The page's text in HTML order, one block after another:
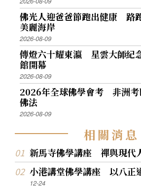
佛光人迎爸爸節跑出健康 路
美麗海岸
2026-08-09
傳燈六十耀東瀛 星雲大師紀
館開幕
2026-08-09
2026年全球佛學會考 非洲考
佛法
2026-08-09
相關消息
新馬寺佛學講座 禪與現代
小港講堂佛學講座 以八正
12-24